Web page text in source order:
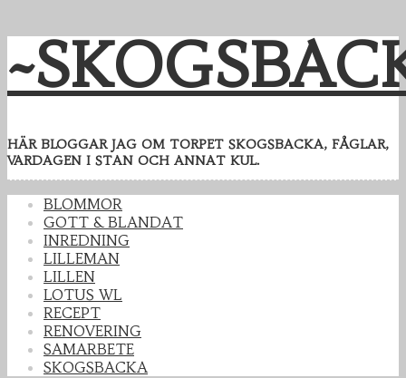
HÄR BLOGGAR JAG OM TORPET SKOGSBACKA, FÅGLAR,
VARDAGEN I STAN OCH ANNAT KUL.
BLOMMOR
GOTT & BLANDAT
INREDNING
LILLEMAN
LILLEN
LOTUS WL
RECEPT
RENOVERING
SAMARBETE
SKOGSBACKA